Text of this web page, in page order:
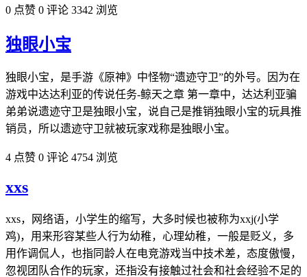
0 点赞 0 评论 3342 浏览
独眼小宝
独眼小宝，是手游《原神》中怪物“遗迹守卫”的外号。因为在
游戏中达达利亚的传说任务-鲸天之章 第一章中，达达利亚骗
弟弟说遗迹守卫是独眼小宝，说自己是推销独眼小宝的玩具推
销员，所以遗迹守卫就被玩家戏称是独眼小宝。​
4 点赞 0 评论 4754 浏览
xxs
xxs，网络语，小学生的缩写，大多时候也被称为xxj(小学
鸡)，用来形容某些人行为幼稚，心理幼稚，一般是贬义，多
用作调侃人，也指同龄人在电竞游戏当中技术差，态度傲慢，
忽视团队合作的玩家，还指没有接触过社会和社会经验不足的